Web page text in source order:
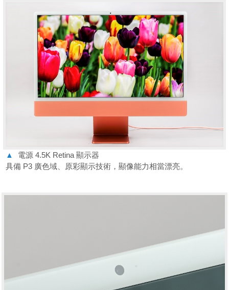
▲
電源 4.5K Retina 顯示器
具備 P3 廣色域、原彩顯示技術，顯像能力相當漂亮。